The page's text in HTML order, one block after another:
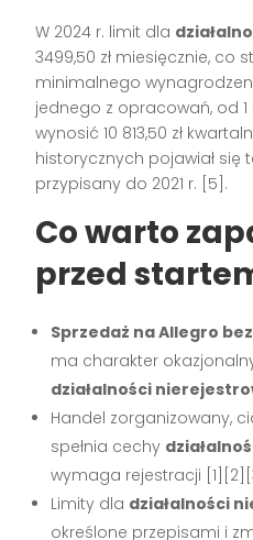
W 2024 r. limit dla
3499,50 zł miesięcznie, co
minimalnego
jednego z opracowań, od
wynosić 10 813,50 zł
historycznych pojawiał się
przypisany do 2021 r. [5].
Co warto
przed
Sprzedaż na Allegro
ma charakter
działalności
Handel zorganizowany,
spełnia cechy
wymaga rejestracji
Limity dla działalności
określone przepisami i